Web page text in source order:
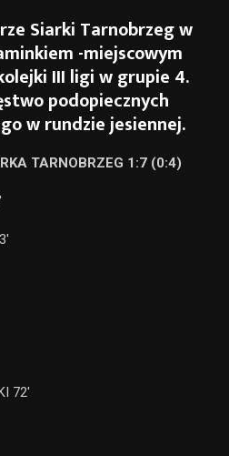
Siarki Tarnobrzeg w
-miejscowym
III ligi w grupie 4.
podopiecznych
w rundzie jesiennej.
TARNOBRZEG 1:7 (0:4)
72′